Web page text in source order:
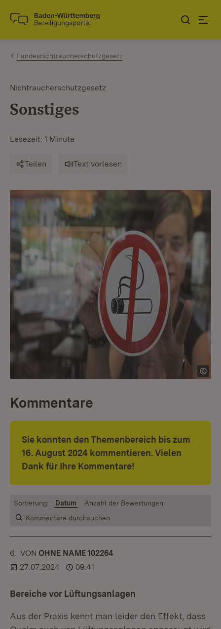
Zum Inhalt springen
Link zur Startseite
Landesnichtraucherschutzgesetz
Nichtraucherschutzgesetz
Sonstiges
Lesezeit: 1 Minute
Teilen Text vorlesen
Kommentare
Sie konnten den Themenbereich bis zum
16. August 2024 kommentieren. Vielen
Dank für Ihre Kommentare!
Kommentare durchsuchen
Sortierung: Datum Anzahl der Bewertungen
6. KOMMENTAR
VON :OHNE NAME 102264
27.07.2024
09:41
Bereiche vor Lüftungsanlagen
Aus der Praxis kennt man leider den Effekt, dass